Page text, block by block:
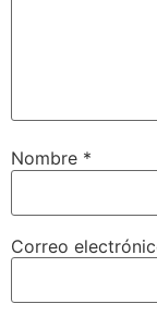
Nombre *
Correo